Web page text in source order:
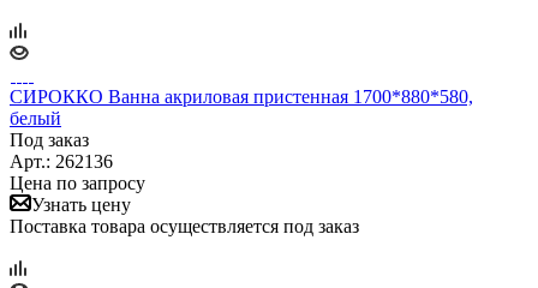
СИРОККО Ванна акриловая пристенная 1700*880*580,
белый
Под заказ
Арт.: 262136
Цена по запросу
Узнать цену
Поставка товара осуществляется под заказ